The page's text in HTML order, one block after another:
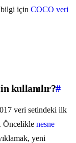
bilgi için COCO veri
kullanılır?#
veri setindeki ilk
Öncelikle nesne
yeni